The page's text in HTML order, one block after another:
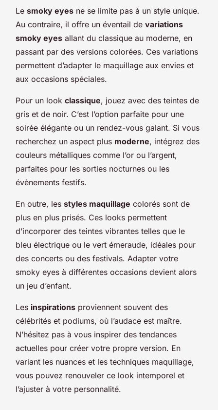
Le smoky eyes ne se limite pas à un style unique.
Au contraire, il offre un éventail de variations
smoky eyes allant du classique au moderne, en
passant par des versions colorées. Ces variations
permettent d’adapter le maquillage aux envies et
aux occasions spéciales.
Pour un look classique, jouez avec des teintes de
gris et de noir. C’est l’option parfaite pour une
soirée élégante ou un rendez-vous galant. Si vous
recherchez un aspect plus moderne, intégrez des
couleurs métalliques comme l’or ou l’argent,
parfaites pour les sorties nocturnes ou les
évènements festifs.
En outre, les styles maquillage colorés sont de
plus en plus prisés. Ces looks permettent
d’incorporer des teintes vibrantes telles que le
bleu électrique ou le vert émeraude, idéales pour
des concerts ou des festivals. Adapter votre
smoky eyes à différentes occasions devient alors
un jeu d’enfant.
Les inspirations proviennent souvent des
célébrités et podiums, où l’audace est maître.
N’hésitez pas à vous inspirer des tendances
actuelles pour créer votre propre version. En
variant les nuances et les techniques maquillage,
vous pouvez renouveler ce look intemporel et
l’ajuster à votre personnalité.